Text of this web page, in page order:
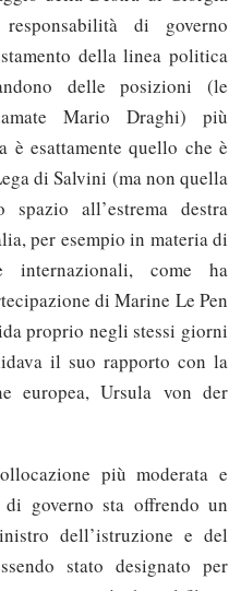
di governo
della linea politica
delle posizioni (le
Mario Draghi) più
è esattamente quello che è
di Salvini (ma non quella
all’estrema destra
per esempio in materia di
internazionali, come ha
di Marine Le Pen
proprio negli stessi giorni
il suo rapporto con la
europea, Ursula von der
più moderata e
di governo sta offrendo un
dell’istruzione e del
stato designato per